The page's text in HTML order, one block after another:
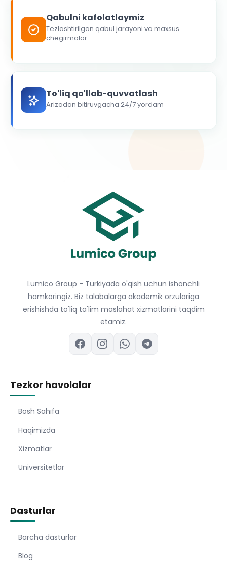
Qabulni kafolatlaymiz
Tezlashtirilgan qabul jarayoni va maxsus
chegirmalar
To'liq qo'llab-quvvatlash
Arizadan bitiruvgacha 24/7 yordam
Lumico Group - Turkiyada o'qish uchun ishonchli
hamkoringiz. Biz talabalarga akademik orzulariga
erishishda to'liq ta'lim maslahat xizmatlarini taqdim
etamiz.
Tezkor havolalar
Bosh Sahıfa
Haqimizda
Xizmatlar
Universitetlar
Dasturlar
Barcha dasturlar
Blog